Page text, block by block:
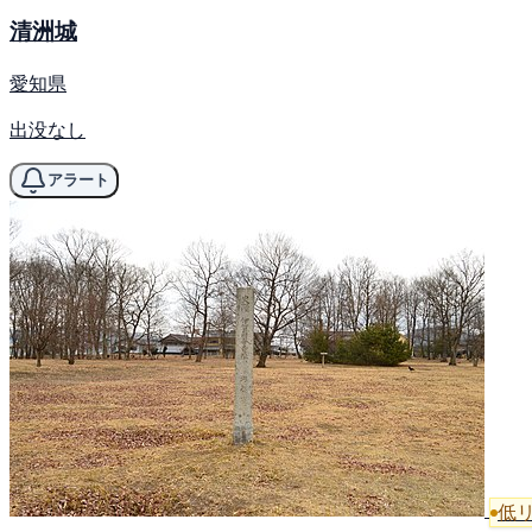
清洲城
愛知県
出没なし
アラート
低